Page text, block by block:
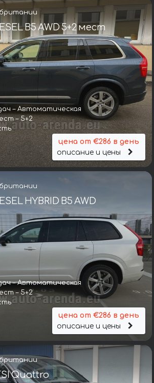
B5 AWD 5+2 мест
– Автоматическая
– 5+2
цена от €286 в день
описание и цены
HYBRID B5 AWD
– Автоматическая
– 5+2
цена от €286 в день
описание и цены
Quattro